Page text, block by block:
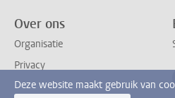
Over ons
Organisatie
Privacy
Deze website maakt gebruik van